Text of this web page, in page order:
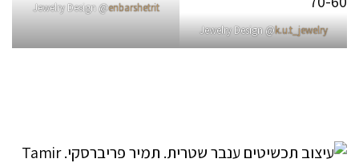
Jewelry Design @k.u.t_jewelry
Jewelry Design @enbarshetrit